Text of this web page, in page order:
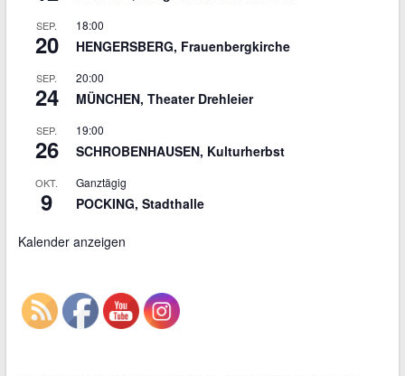
SEP.
20
18:00
HENGERSBERG, Frauenbergkirche
SEP.
24
20:00
MÜNCHEN, Theater Drehleier
SEP.
26
19:00
SCHROBENHAUSEN, Kulturherbst
OKT.
9
Ganztägig
POCKING, Stadthalle
Kalender anzeigen